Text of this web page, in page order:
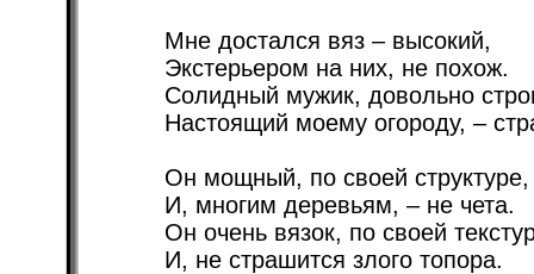
Мне достался вяз – высокий,
Экстерьером на них, не похож.
Солидный мужик, довольно
Настоящий моему огороду, –
Он мощный, по своей структуре,
И, многим деревьям, – не чета.
Он очень вязок, по своей
И, не страшится злого топора.